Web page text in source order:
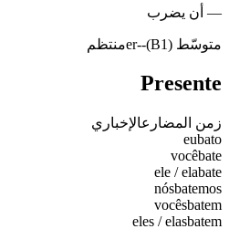
— أن يضرب
متوسّط (B1) -
-er منتظم
Presente
زمن المضارعالإخباري
eubato
vocêbate
ele / elabate
nósbatemos
vocêsbatem
eles / elasbatem